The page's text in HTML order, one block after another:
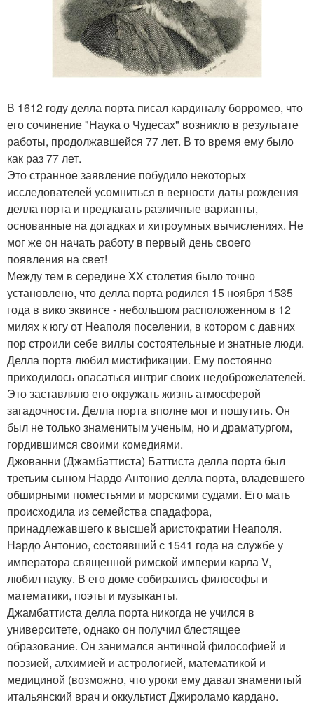
В 1612 году делла порта писал кардиналу борромео, что
его сочинение "Наука о Чудесах" возникло в результате
работы, продолжавшейся 77 лет. В то время ему было
как раз 77 лет.
Это странное заявление побудило некоторых
исследователей усомниться в верности даты рождения
делла порта и предлагать различные варианты,
основанные на догадках и хитроумных вычислениях. Не
мог же он начать работу в первый день своего
появления на свет!
Между тем в середине XX столетия было точно
установлено, что делла порта родился 15 ноября 1535
года в вико эквинсе - небольшом расположенном в 12
милях к югу от Неаполя поселении, в котором с давних
пор строили себе виллы состоятельные и знатные люди.
Делла порта любил мистификации. Ему постоянно
приходилось опасаться интриг своих недоброжелателей.
Это заставляло его окружать жизнь атмосферой
загадочности. Делла порта вполне мог и пошутить. Он
был не только знаменитым ученым, но и драматургом,
гордившимся своими комедиями.
Джованни (Джамбаттиста) Баттиста делла порта был
третьим сыном Нардо Антонио делла порта, владевшего
обширными поместьями и морскими судами. Его мать
происходила из семейства спадафора,
принадлежавшего к высшей аристократии Неаполя.
Нардо Антонио, состоявший с 1541 года на службе у
императора священной римской империи карла V,
любил науку. В его доме собирались философы и
математики, поэты и музыканты.
Джамбаттиста делла порта никогда не учился в
университете, однако он получил блестящее
образование. Он занимался античной философией и
поэзией, алхимией и астрологией, математикой и
медициной (возможно, что уроки ему давал знаменитый
итальянский врач и оккультист Джироламо кардано.